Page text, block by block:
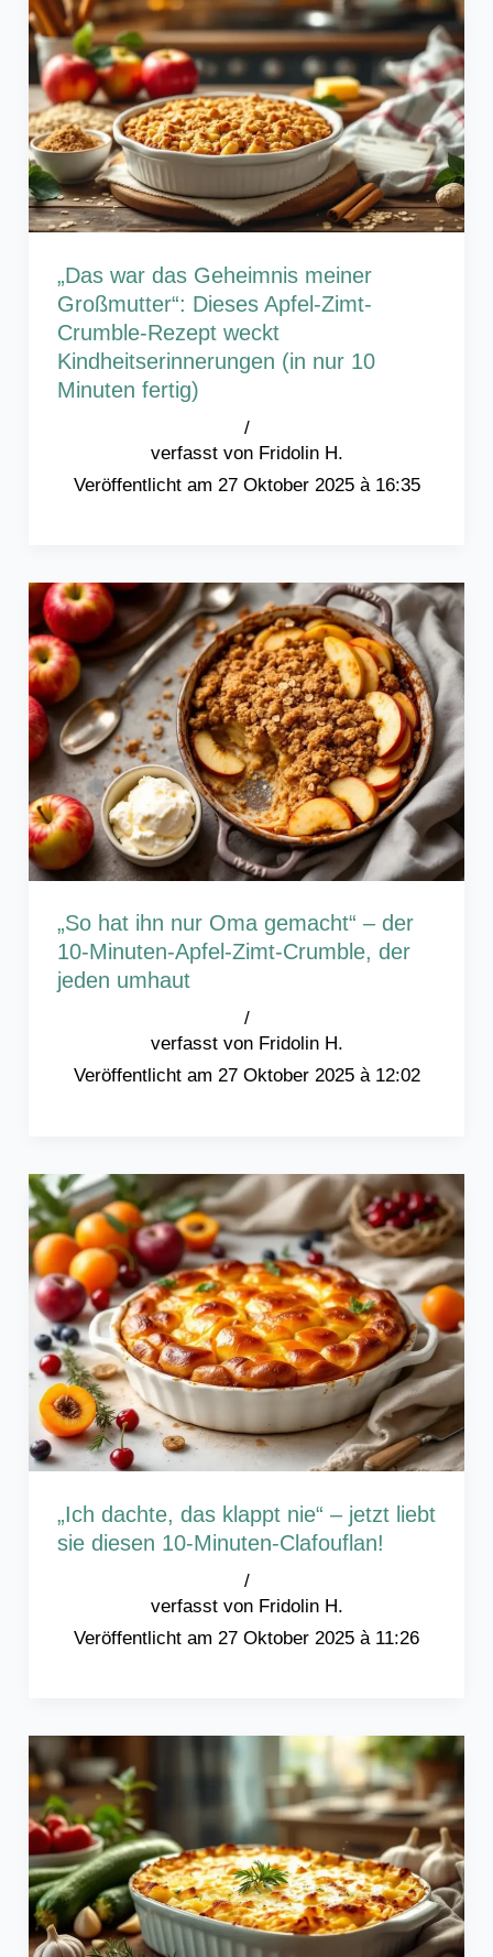
„Das war das Geheimnis meiner
Großmutter“: Dieses Apfel-Zimt-
Crumble-Rezept weckt
Kindheitserinnerungen (in nur 10
Minuten fertig)
Fridolin H.
/
27 Oktober 2025 à 16:35
„So hat ihn nur Oma gemacht“ – der
10-Minuten-Apfel-Zimt-Crumble, der
jeden umhaut
Fridolin H.
/
27 Oktober 2025 à 12:02
„Ich dachte, das klappt nie“ – jetzt liebt
sie diesen 10-Minuten-Clafouflan!
Fridolin H.
/
27 Oktober 2025 à 11:26